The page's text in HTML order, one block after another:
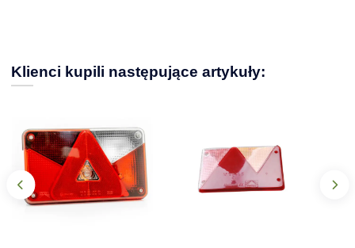
Klienci kupili następujące artykuły: